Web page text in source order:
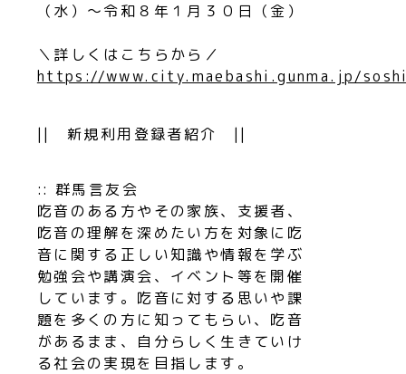
（水）〜令和８年１月３０日（金）
＼詳しくはこちらから／
https://www.city.maebashi.gunma.jp/
|| 新規利用登録者紹介 ||
:: 群馬言友会
吃音のある方やその家族、支援者、
吃音の理解を深めたい方を対象に吃
音に関する正しい知識や情報を学ぶ
勉強会や講演会、イベント等を開催
しています。吃音に対する思いや課
題を多くの方に知ってもらい、吃音
があるまま、自分らしく生きていけ
る社会の実現を目指します。